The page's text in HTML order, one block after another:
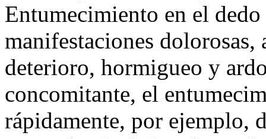
Entumecimiento en el
manifestaciones dolorosas,
deterioro, hormigueo y
concomitante, el
rápidamente, por ejemplo,